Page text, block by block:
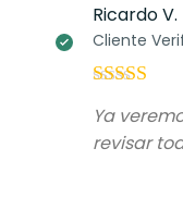
Ricardo V.
Cliente
con4de 5
Ya
revisar